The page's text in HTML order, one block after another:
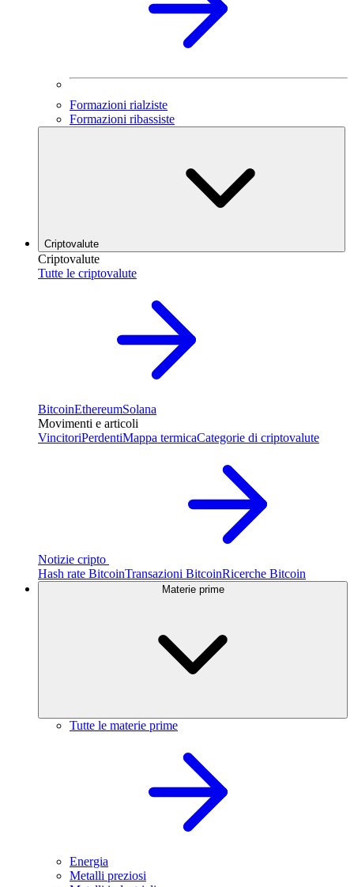
Formazioni rialziste
Formazioni ribassiste
Criptovalute
Criptovalute
Tutte le criptovalute
BitcoinEthereumSolana
Movimenti e articoli
VincitoriPerdentiMappa termicaCategorie di criptovalute
Notizie cripto
Hash rate BitcoinTransazioni BitcoinRicerche Bitcoin
Materie prime
Tutte le materie prime
Energia
Metalli preziosi